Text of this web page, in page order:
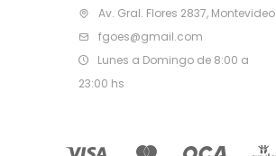
Av. Gral. Flores 2837, Montevideo
fgoes@gmail.com
Lunes a Domingo de 8:00 a
23:00 hs